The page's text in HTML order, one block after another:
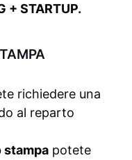
+ STARTUP.
richiedere una
al reparto
stampa potete